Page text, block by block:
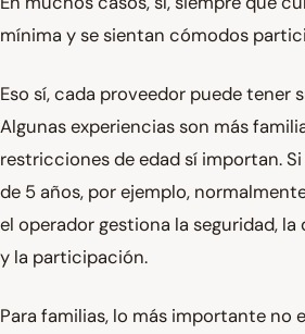
mínima y se sientan cómodos
Eso sí, cada proveedor puede tener
Algunas experiencias son más
restricciones de edad sí importan.
de 5 años, por ejemplo,
el operador gestiona la seguridad, la
y la participación.
Para familias, lo más importante no